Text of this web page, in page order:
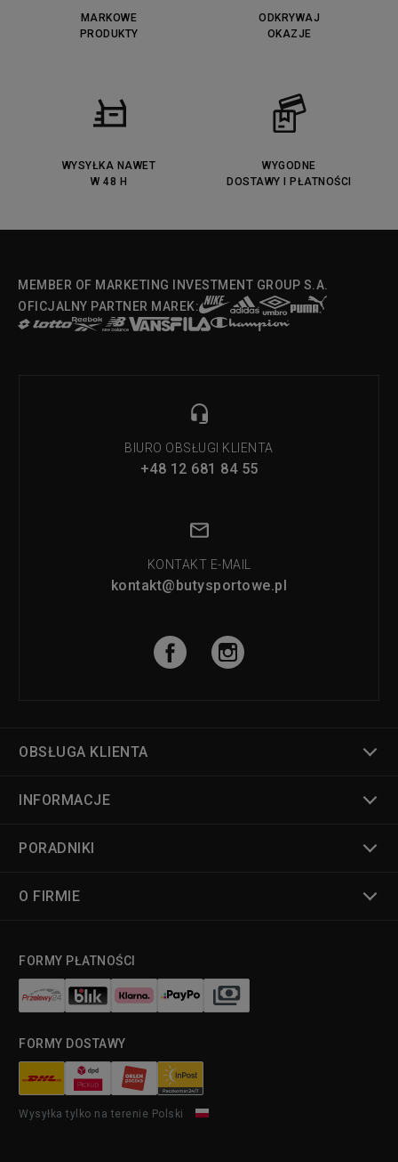
MARKOWE
PRODUKTY
ODKRYWAJ
OKAZJE
WYSYŁKA NAWET
W 48 H
WYGODNE
DOSTAWY I PŁATNOŚCI
MEMBER OF MARKETING INVESTMENT GROUP S.A.
OFICJALNY PARTNER MAREK:
BIURO OBSŁUGI KLIENTA
+48 12 681 84 55
KONTAKT E-MAIL
kontakt@butysportowe.pl
OBSŁUGA KLIENTA
INFORMACJE
PORADNIKI
O FIRMIE
FORMY PŁATNOŚCI
FORMY DOSTAWY
Wysyłka tylko na terenie Polski